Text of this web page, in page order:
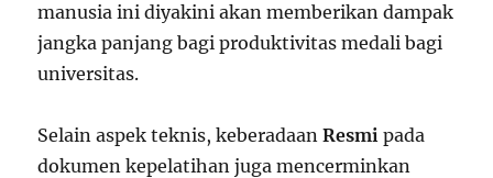
manusia ini diyakini akan memberikan dampak
jangka panjang bagi produktivitas medali bagi
universitas.
Selain aspek teknis, keberadaanResmi pada
dokumen kepelatihan juga mencerminkan